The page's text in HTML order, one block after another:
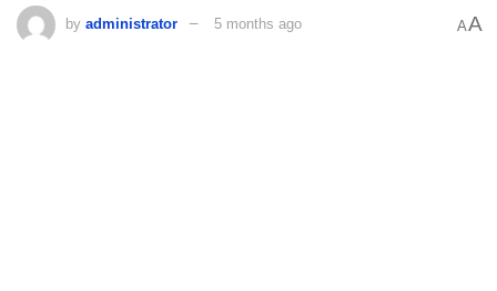
by administrator 5 months ago AA